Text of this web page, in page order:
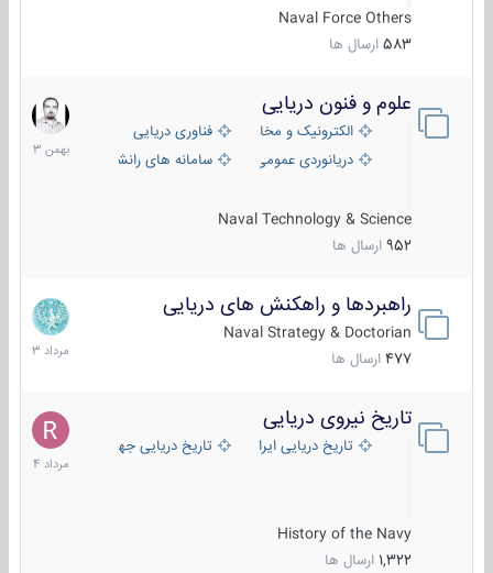
Naval Force Others
583 ارسال ها
علوم و فنون دریایی
الکترونیک و مخابرات دریاییفناوری دریایی
دریانوردی عمومی
سامانه های رانشی دریایی
Naval Technology & Science
952 ارسال ها
6
بهمن
1403
راهبردها و راهکنش های دریایی
Naval Strategy & Doctorian
477 ارسال ها
2
مرداد
1403
تاریخ نیروی دریایی
تاریخ دریایی ایران تاریخ دریایی جهان
History of the Navy
1,322 ارسال ها
16
مرداد
1404